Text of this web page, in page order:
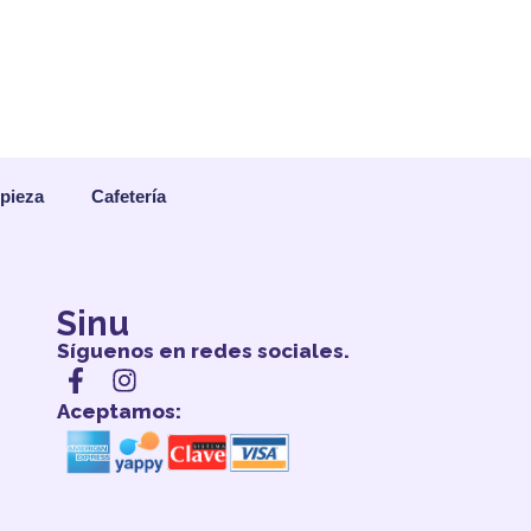
Cafetería
Sinu
Síguenos en redes sociales.
Aceptamos: